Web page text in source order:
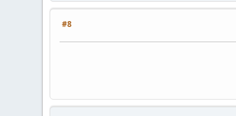
#8